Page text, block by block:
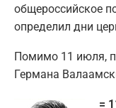
общероссийское
определил дни
Помимо 11 июля,
Германа
=